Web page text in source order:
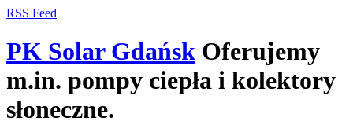
RSS Feed
PK Solar Gdańsk Oferujemy
m.in. pompy ciepła i kolektory
słoneczne.